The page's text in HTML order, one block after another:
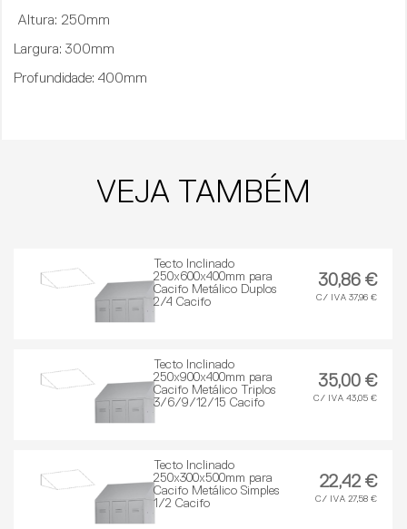
Altura: 250mm
Largura: 300mm
Profundidade: 400mm
VEJA TAMBÉM
Tecto Inclinado
250x600x400mm para
Cacifo Metálico Duplos
2/4 Cacifo
30,86 €
C/ IVA 37,96 €
Tecto Inclinado
250x900x400mm para
Cacifo Metálico Triplos
3/6/9/12/15 Cacifo
35,00 €
C/ IVA 43,05 €
Tecto Inclinado
250x300x500mm para
Cacifo Metálico Simples
1/2 Cacifo
22,42 €
C/ IVA 27,58 €